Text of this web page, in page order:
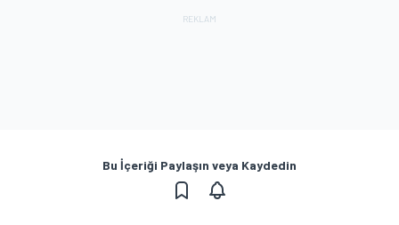
Bu İçeriği Paylaşın veya Kaydedin